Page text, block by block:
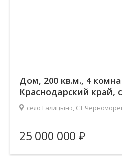
Дом, 200 кв.м., 4
Краснодарский край,
СТ Черноморец
село Галицыно, СТ
Этажность:
Вид из окон:
25 000 000